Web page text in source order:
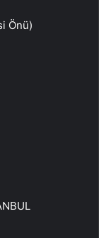
Önü)